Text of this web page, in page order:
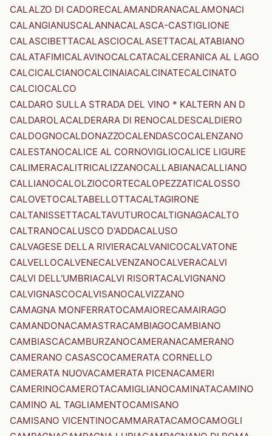
CALALZO DI CADORECALAMANDRANACALAMONACI
CALANGIANUSCALANNACALASCA-CASTIGLIONE
CALASCIBETTACALASCIOCALASETTACALATABIANO
CALATAFIMICALAVINOCALCATACALCERANICA AL LAGO
CALCICALCIANOCALCINAIACALCINATECALCINATO
CALCIOCALCO
CALDARO SULLA STRADA DEL VINO * KALTERN AN D
CALDAROLACALDERARA DI RENOCALDESCALDIERO
CALDOGNOCALDONAZZOCALENDASCOCALENZANO
CALESTANOCALICE AL CORNOVIGLIOCALICE LIGURE
CALIMERACALITRICALIZZANOCALLABIANACALLIANO
CALLIANOCALOLZIOCORTECALOPEZZATICALOSSO
CALOVETOCALTABELLOTTACALTAGIRONE
CALTANISSETTACALTAVUTUROCALTIGNAGACALTO
CALTRANOCALUSCO D'ADDACALUSO
CALVAGESE DELLA RIVIERACALVANICOCALVATONE
CALVELLOCALVENECALVENZANOCALVERACALVI
CALVI DELL'UMBRIACALVI RISORTACALVIGNANO
CALVIGNASCOCALVISANOCALVIZZANO
CAMAGNA MONFERRATOCAMAIORECAMAIRAGO
CAMANDONACAMASTRACAMBIAGOCAMBIANO
CAMBIASCACAMBURZANOCAMERANACAMERANO
CAMERANO CASASCOCAMERATA CORNELLO
CAMERATA NUOVACAMERATA PICENACAMERI
CAMERINOCAMEROTACAMIGLIANOCAMINATACAMINO
CAMINO AL TAGLIAMENTOCAMISANO
CAMISANO VICENTINOCAMMARATACAMOCAMOGLI